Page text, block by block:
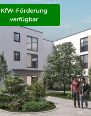
KfW-Förderung
verfügbar